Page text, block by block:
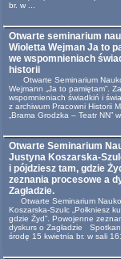
br. w ...
Otwarte seminarium
Wioletta Wejman Ja to
we wspomnieniach
historii
Otwarte Seminarium
Wejmann „Ja to pamiętam”.
wspomnieniach świadkiń i
z archiwum Pracowni Historii
„Brama Grodzka – Teatr NN”
Otwarte Seminarium
Justyna Koszarska-
i pójdziesz tam, gdzie
zeznania procesowe a
Zagładzie.
Otwarte Seminarium
Koszarska-Szulc „Połkniesz
gdzie Żyd”. Powojenne
dyskurs o Zagładzie
środę 15 kwietnia br. w sali